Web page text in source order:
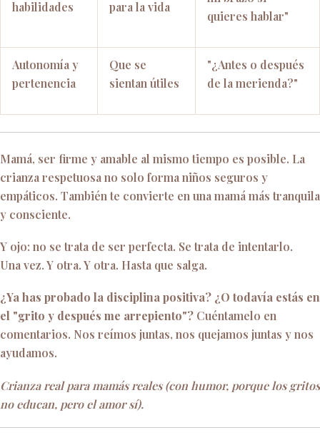
habilidades
para la vida
quieres hablar"
Autonomía y
pertenencia
Que se
sientan útiles
"¿Antes o después
de la merienda?"
Mamá, ser firme y amable al mismo tiempo es posible. La
crianza respetuosa no solo forma niños seguros y
empáticos. También te convierte en una mamá más tranquila
y consciente.
Y ojo: no se trata de ser perfecta. Se trata de intentarlo.
Una vez. Y otra. Y otra. Hasta que salga.
¿Ya has probado la disciplina positiva? ¿O todavía estás en
el "grito y después me arrepiento"? Cuéntamelo en
comentarios. Nos reímos juntas, nos quejamos juntas y nos
ayudamos.
Crianza real para mamás reales (con humor, porque los gritos
no educan, pero el amor sí).